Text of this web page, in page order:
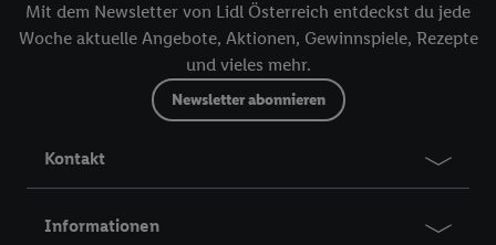
Mit dem Newsletter von Lidl Österreich entdeckst du jede
Woche aktuelle Angebote, Aktionen, Gewinnspiele, Rezepte
und vieles mehr.
Newsletter abonnieren
Kontakt
Informationen